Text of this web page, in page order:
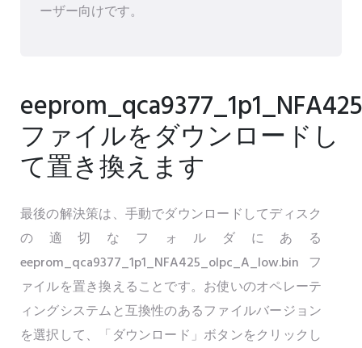
ーザー向けです。
ファイルをダウンロードし
て置き換えます
最後の解決策は、手動でダウンロードしてディスク
の適切なフォルダにある
eeprom_qca9377_1p1_NFA425_olpc_A_low.binフ
ァイルを置き換えることです。お使いのオペレーテ
ィングシステムと互換性のあるファイルバージョン
を選択して、「ダウンロード」ボタンをクリックし